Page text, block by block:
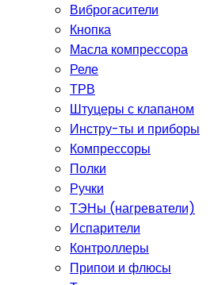
Виброгасители
Кнопка
Масла компрессора
Реле
ТРВ
Штуцеры с клапаном
Инстру-ты и приборы
Компрессоры
Полки
Ручки
ТЭНы (нагреватели)
Испарители
Контроллеры
Припои и флюсы